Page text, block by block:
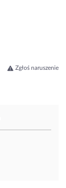
Zgłoś naruszenie